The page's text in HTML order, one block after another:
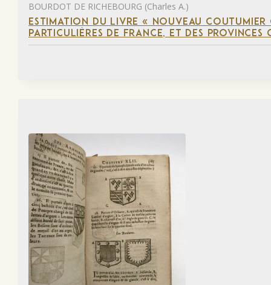
BOURDOT DE RICHEBOURG (Charles A.)
ESTIMATION DU LIVRE « NOUVEAU COUTUMIER
PARTICULIÈRES DE FRANCE, ET DES